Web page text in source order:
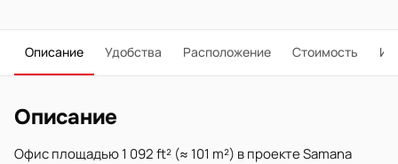
Описание Удобства Расположение Стоимость
Описание
Офис площадью 1 092 ft² (≈ 101 m²) в проекте Samana